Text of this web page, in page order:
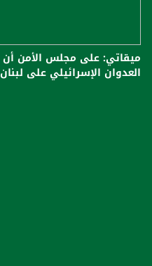
ميقاتي: على مجلس الأمن أن
العدوان الإسرائيلي على لبنان